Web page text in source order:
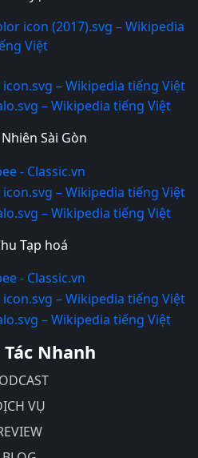
Sài Gòn
Tạp hoá
Nhanh
VỤ